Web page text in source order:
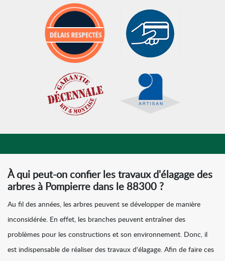
À qui peut-on confier les travaux d'élagage des
arbres à Pompierre dans le 88300 ?
Au fil des années, les arbres peuvent se développer de manière
inconsidérée. En effet, les branches peuvent entraîner des
problèmes pour les constructions et son environnement. Donc, il
est indispensable de réaliser des travaux d'élagage. Afin de faire ces